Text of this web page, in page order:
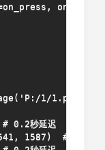
1/1.png')
秒延迟
# 点击指定